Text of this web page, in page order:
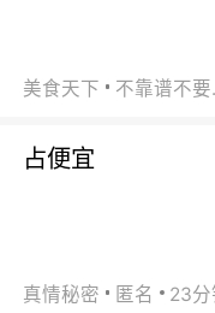
美食天下
占便宜
真情秘密 匿名 23分